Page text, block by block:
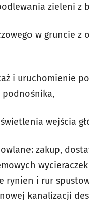
zieleni z
w gruncie
i uruchomienie
podnośnika,
wejścia
zakup,
rynien i rur
kanalizacji